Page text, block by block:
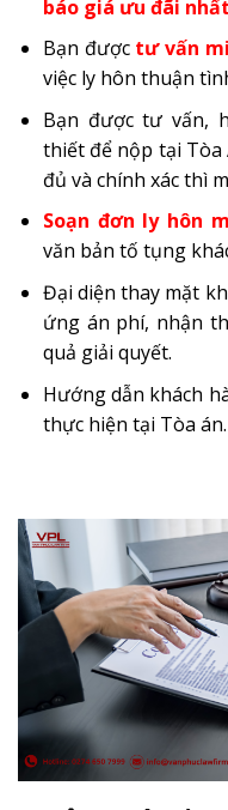
báo giá ưu đãi
Bạn được tư vấn
việc ly hôn thuận
Bạn được tư vấn,
thiết để nộp tại Tòa
đủ và chính xác thì
Soạn đơn ly hôn
văn bản tố tụng
Đại diện thay mặt
ứng án phí, nhận
quả giải quyết.
Hướng dẫn khách
thực hiện tại Tòa án.